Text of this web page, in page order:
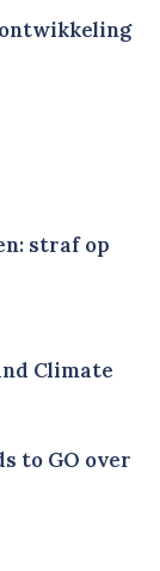
straf op
Climate
to GO over